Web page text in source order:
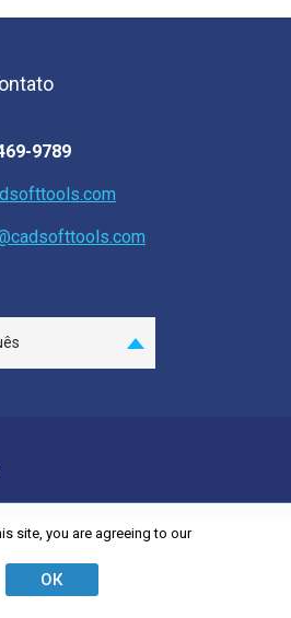
site, you are agreeing to our
ОК
9789